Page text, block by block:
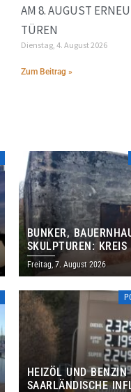
AM 8. AUGUST
TÜREN
Dienstag, 4. August 2026
Zum Beitrag »
BUNKER,
SKULPTUREN: KREIS
LÄDT ZUM TAG DES
DENKMALS EIN
Freitag, 7. August 2026
HEIZÖL UND BENZIN
SAARLÄNDISCHE